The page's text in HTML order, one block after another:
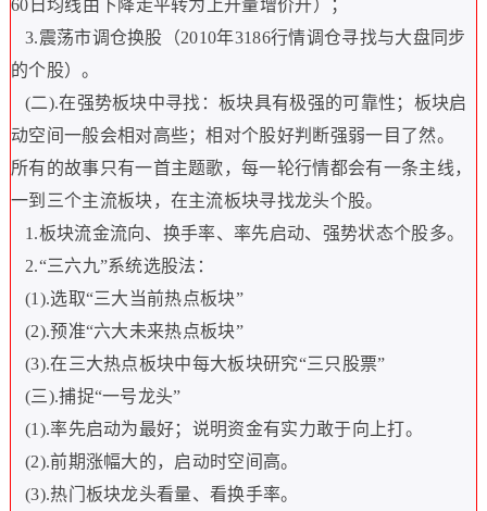
60 日均线由下降走平转为上升量增价升）；
3.震荡市调仓换股（2010年3186行情调仓寻找与大盘同步
的个股）。
(二).在强势板块中寻找：板块具有极强的可靠性；板块启
动空间一般会相对高些；相对个股好判断强弱一目了然。
所有的故事只有一首主题歌，每一轮行情都会有一条主线，
一到三个主流板块，在主流板块寻找龙头个股。
1.板块流金流向、换手率、率先启动、强势状态个股多。
2.“三六九”系统选股法：
(1).选取“三大当前热点板块”
(2).预准“六大未来热点板块”
(3).在三大热点板块中每大板块研究“三只股票”
(三).捕捉“一号龙头”
(1).率先启动为最好；说明资金有实力敢于向上打。
(2).前期涨幅大的，启动时空间高。
(3).热门板块龙头看量、看换手率。